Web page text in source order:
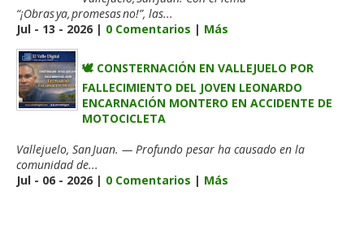
“¡Obras ya, promesas no!”, las...
Jul - 13 - 2026 | 0 Comentarios | Más
🕊️ CONSTERNACIÓN EN VALLEJUELO POR
FALLECIMIENTO DEL JOVEN LEONARDO
ENCARNACIÓN MONTERO EN ACCIDENTE DE
MOTOCICLETA
Vallejuelo, San Juan. — Profundo pesar ha causado en la
comunidad de...
Jul - 06 - 2026 | 0 Comentarios | Más